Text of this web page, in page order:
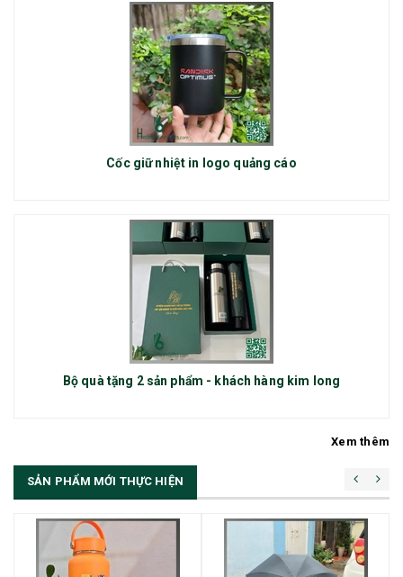
Cốc giữ nhiệt in logo quảng cáo
Bộ quà tặng 2 sản phẩm - khách hàng kim long
Xem thêm
SẢN PHẨM MỚI THỰC HIỆN